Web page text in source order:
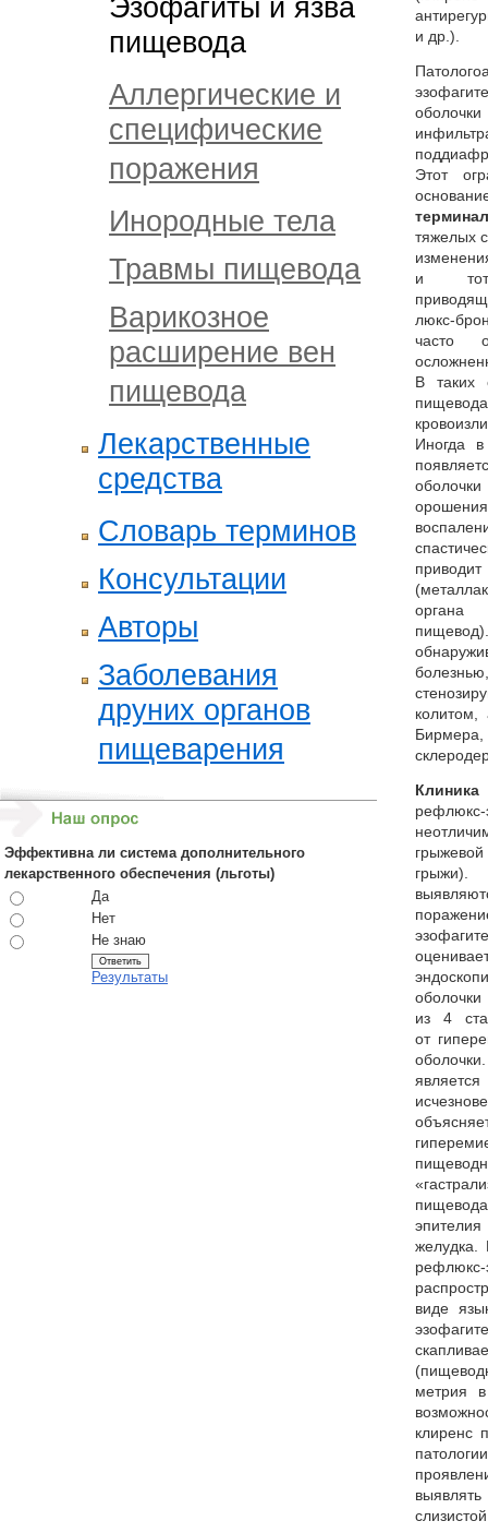
Эзофагиты и язва
пищевода
Аллергические и
специфические
поражения
Инородные тела
Травмы пищевода
Варикозное
расширение вен
пищевода
Лекарственные
средства
Словарь терминов
Консультации
Авторы
Заболевания
друних органов
пищеварения
Эффективна ли система дополнительного
лекарственного обеспечения (льготы)
Да
Нет
Не знаю
Результаты
и др.).
Этот
тяжелых
и
люкс-
часто
В таких
Иногда
органа
из 4
от
желудка.
виде
метрия
клиренс